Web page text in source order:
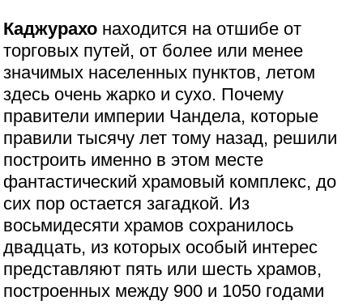
Каджурахо находится на отшибе от
торговых путей, от более или менее
значимых населенных пунктов, летом
здесь очень жарко и сухо. Почему
правители империи Чандела, которые
правили тысячу лет тому назад, решили
построить именно в этом месте
фантастический храмовый комплекс, до
сих пор остается загадкой. Из
восьмидесяти храмов сохранилось
двадцать, из которых особый интерес
представляют пять или шесть храмов,
построенных между 900 и 1050 годами